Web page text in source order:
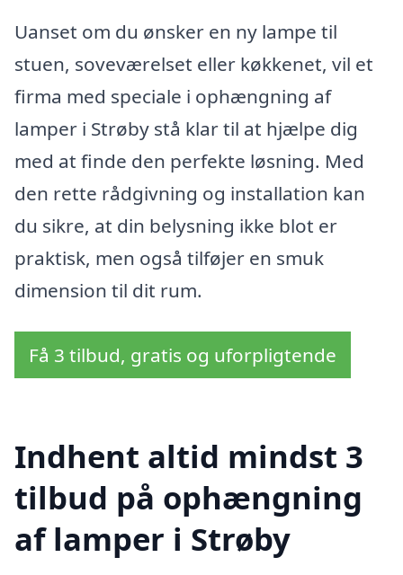
Uanset om du ønsker en ny lampe til
stuen, soveværelset eller køkkenet, vil et
firma med speciale i ophængning af
lamper i Strøby stå klar til at hjælpe dig
med at finde den perfekte løsning. Med
den rette rådgivning og installation kan
du sikre, at din belysning ikke blot er
praktisk, men også tilføjer en smuk
dimension til dit rum.
Få 3 tilbud, gratis og uforpligtende
Indhent altid mindst 3
tilbud på ophængning
af lamper i Strøby